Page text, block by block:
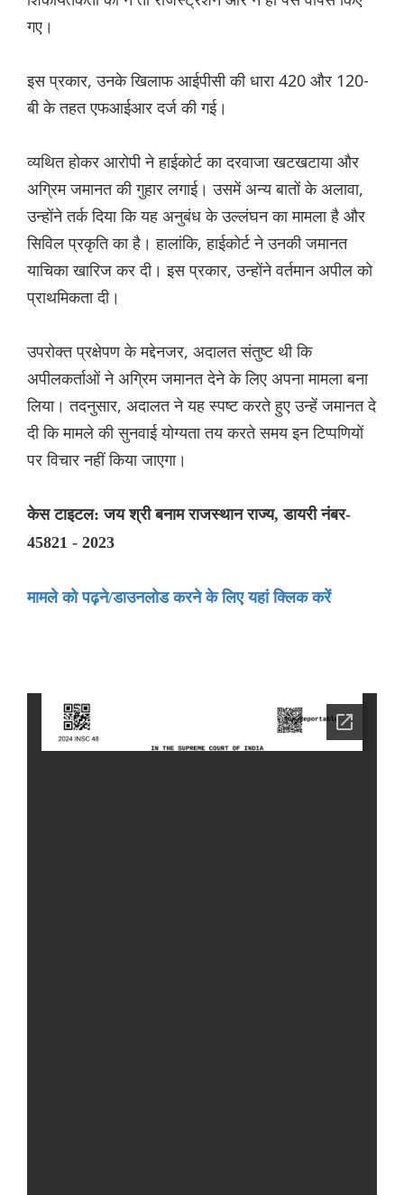
गए।
इस प्रकार, उनके खिलाफ आईपीसी की धारा 420 और 120-
बी के तहत एफआईआर दर्ज की गई।
व्यथित होकर आरोपी ने हाईकोर्ट का दरवाजा खटखटाया और
अग्रिम जमानत की गुहार लगाई। उसमें अन्य बातों के अलावा,
उन्होंने तर्क दिया कि यह अनुबंध के उल्लंघन का मामला है और
सिविल प्रकृति का है। हालांकि, हाईकोर्ट ने उनकी जमानत
याचिका खारिज कर दी। इस प्रकार, उन्होंने वर्तमान अपील को
प्राथमिकता दी।
उपरोक्त प्रक्षेपण के मद्देनजर, अदालत संतुष्ट थी कि
अपीलकर्ताओं ने अग्रिम जमानत देने के लिए अपना मामला बना
लिया। तदनुसार, अदालत ने यह स्पष्ट करते हुए उन्हें जमानत दे
दी कि मामले की सुनवाई योग्यता तय करते समय इन टिप्पणियों
पर विचार नहीं किया जाएगा।
केस टाइटल: जय श्री बनाम राजस्थान राज्य, डायरी नंबर-
45821 - 2023
मामले को पढ़ने/डाउनलोड करने के लिए यहां क्लिक करें